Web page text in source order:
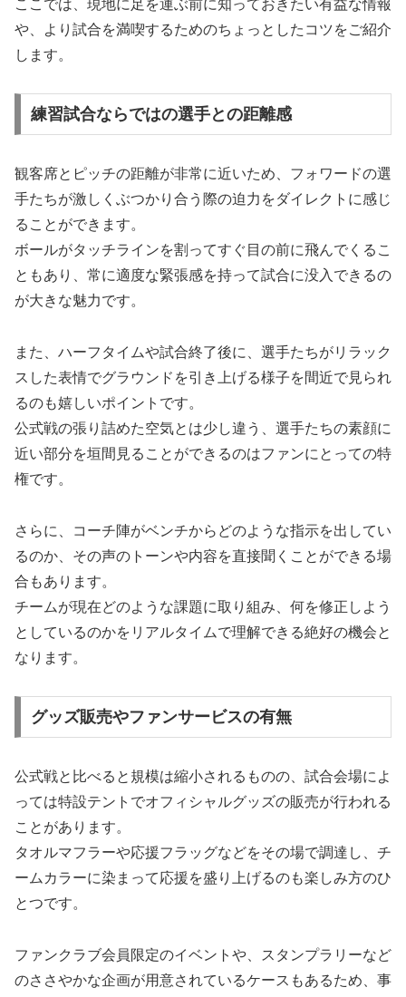
ここでは、現地に足を運ぶ前に知っておきたい有益な情報
や、より試合を満喫するためのちょっとしたコツをご紹介
します。
練習試合ならではの選手との距離感
観客席とピッチの距離が非常に近いため、フォワードの選
手たちが激しくぶつかり合う際の迫力をダイレクトに感じ
ることができます。
ボールがタッチラインを割ってすぐ目の前に飛んでくるこ
ともあり、常に適度な緊張感を持って試合に没入できるの
が大きな魅力です。
また、ハーフタイムや試合終了後に、選手たちがリラック
スした表情でグラウンドを引き上げる様子を間近で見られ
るのも嬉しいポイントです。
公式戦の張り詰めた空気とは少し違う、選手たちの素顔に
近い部分を垣間見ることができるのはファンにとっての特
権です。
さらに、コーチ陣がベンチからどのような指示を出してい
るのか、その声のトーンや内容を直接聞くことができる場
合もあります。
チームが現在どのような課題に取り組み、何を修正しよう
としているのかをリアルタイムで理解できる絶好の機会と
なります。
グッズ販売やファンサービスの有無
公式戦と比べると規模は縮小されるものの、試合会場によ
っては特設テントでオフィシャルグッズの販売が行われる
ことがあります。
タオルマフラーや応援フラッグなどをその場で調達し、チ
ームカラーに染まって応援を盛り上げるのも楽しみ方のひ
とつです。
ファンクラブ会員限定のイベントや、スタンプラリーなど
のささやかな企画が用意されているケースもあるため、事